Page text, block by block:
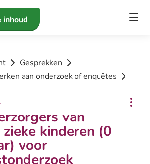
inhoud
Gesprekken
aan onderzoek of enquêtes
van
kinderen (0
voor